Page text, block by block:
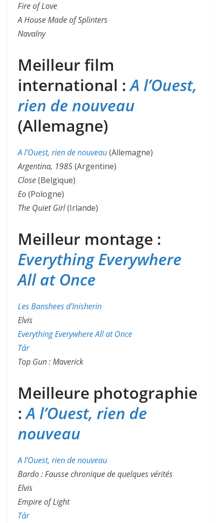
Fire of Love
A House Made of Splinters
Navalny
Meilleur film
international :A l’Ouest,
rien de nouveau
(Allemagne)
A l’Ouest, rien de nouveau(Allemagne)
Argentina, 1985(Argentine)
Close(Belgique)
Eo(Pologne)
The Quiet Girl(Irlande)
Meilleur montage :
Everything Everywhere
All at Once
Les Banshees d’Inisherin
Elvis
Everything Everywhere All at Once
Tár
Top Gun : Maverick
Meilleure photographie
:A l’Ouest, rien de
nouveau
A l’Ouest, rien de nouveau
Bardo : Fausse chronique de quelques vérités
Elvis
Empire of Light
Tár